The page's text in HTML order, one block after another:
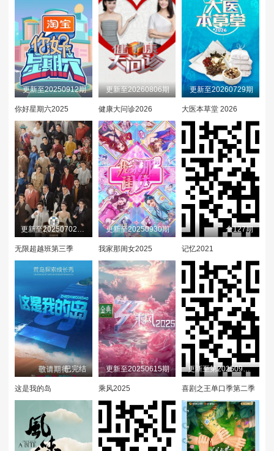
20230813 20230814 20230815
20230817 20230818 20230819
20230820 20230822
20230823 20230824 20230825
20230913 20230914 20230915
20230916 20230917 20230918
20230919 20230920 20230921
20230922 20230923 20230924
20230925 20230927 20230928
20230929 20230930 20231001
20231003 20231004 20231005
20231006 20231007 20231008
20231009 20231011 20231012
20231013 20231014 20231015
20231016 20231017 20231018
20231019 20231020 20231021
更新至20250912期
你好星期六2025
更新至20260806期
健康大问诊2026
更新至20260729期
大医本草堂 2026
更新至20250702(直击片场)
无限超越班第三季
更新至20250930期
我家那闺女2025
全127期
记忆2021
已完结
这是我的岛
更新至20250615期
乘风2025
更新至第20250914期
喜剧之王单口季第二季